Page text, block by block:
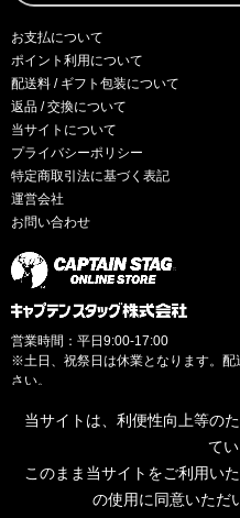
お支払について
ポイント利用について
配送料 / ギフト包装について
返品 / 交換について
当サイトについて
プライバシーポリシー
特定商取引法に基づく表記
運営会社
お問い合わせ
営業時間：平日9:00-17:00
※土日、祝祭日は休業となります。
さい。
当サイトは、利便性向上等の
てい
このまま当サイトをご利用い
の使用に同意いただ